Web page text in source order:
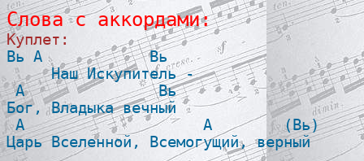
Слова с аккордами:
Куплет:
Bь A            Bь
     Наш Искупитель -
A               Bь
Бог, Владыка вечный
A                    A        (Bь)
Царь Вселенной, Всемогущий, верный